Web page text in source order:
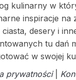
kulinarny w
inspiracje na
ciasta, desery i
tu dań
w swojej
prywatności|